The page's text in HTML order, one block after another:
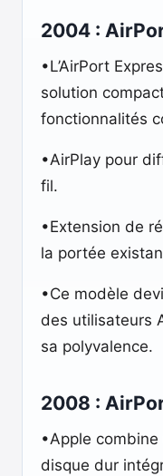
2004 :
•L’AirPort
solution
fonctionnalités
•AirPlay pour
fil.
•Extension de
la portée
•Ce modèle
des utilisateurs
sa polyvalence.
2008 :
•Apple
disque dur